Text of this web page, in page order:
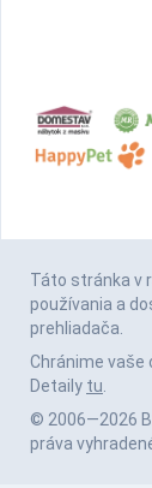
Táto stránka v
používania a
prehliadača.
Chránime vaše
Detaily tu.
© 2006—2026
práva